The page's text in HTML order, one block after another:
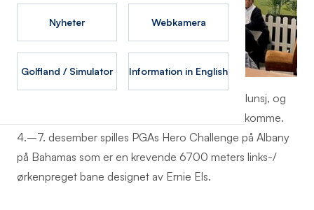
Nyheter Webkamera
Golfland / Simulator Information in English
Alle simulatorene var opptatt både før og etter lunsj, og
nok en gang fikk vi en forsmak på det som skal komme.
4.–7. desember spilles PGAs Hero Challenge på Albany
på Bahamas som er en krevende 6700 meters links-/
ørkenpreget bane designet av Ernie Els.